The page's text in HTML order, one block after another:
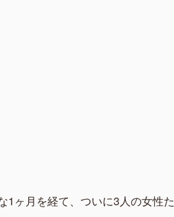
1ヶ月を経て、ついに3人の女性た